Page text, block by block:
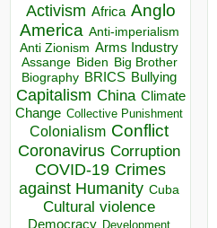
Activism Africa Anglo
America Anti-imperialism
Anti Zionism Arms Industry
Assange Biden Big Brother
Biography BRICS Bullying
Capitalism China Climate
Change Collective Punishment
Colonialism Conflict
Coronavirus Corruption
COVID-19 Crimes
against Humanity Cuba
Cultural violence
Democracy Development